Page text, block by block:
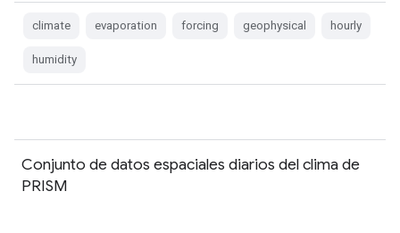
climate evaporation forcing geophysical hourly
humidity
Conjunto de datos espaciales diarios del clima de
PRISM